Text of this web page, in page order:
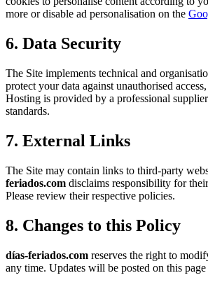
more or disable ad personalisation on the
6. Data Security
The Site implements technical and
protect your data against unauthorised
Hosting is provided by a professional
standards.
7. External Links
The Site may contain links to third-party
feriados.com disclaims responsibility for
Please review their respective policies.
8. Changes to this Policy
días-feriados.com reserves the right to
any time. Updates will be posted on this